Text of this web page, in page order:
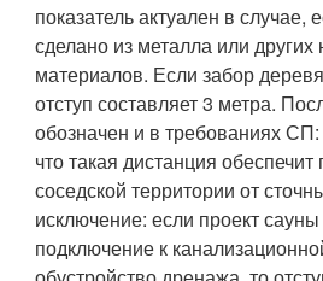
показатель актуален в случае,
сделано из металла или других
материалов. Если забор
отступ составляет 3 метра.
обозначен и в требованиях
что такая дистанция
соседской территории от
исключение: если проект
подключение к